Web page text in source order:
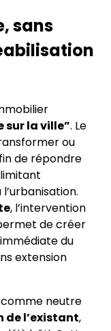
sans
sur la ville”. Le
ou
de répondre
, l’intervention
de créer
du
extension
neutre
l’existant,